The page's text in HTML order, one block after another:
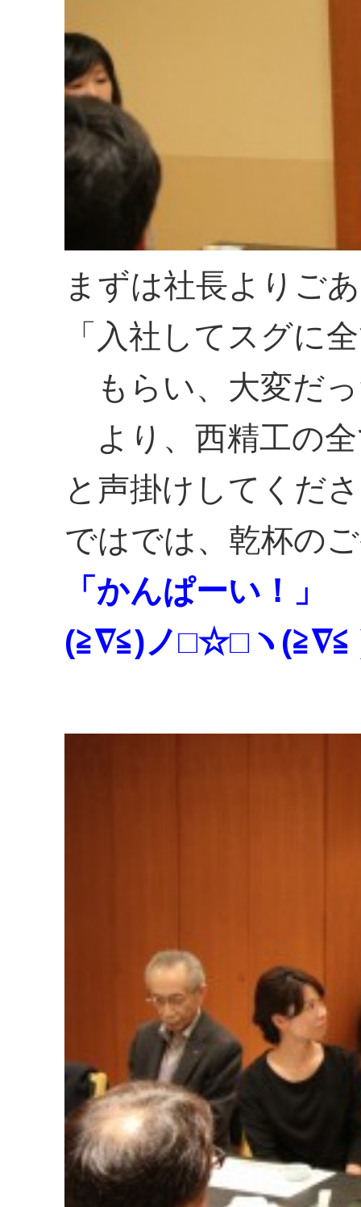
まずは社長よりご
「入社してスグに
もらい、大変だ
より、西精工の
と声掛けしてくだ
ではでは、乾杯の
「かんぱーい！」
(≧∇≦)ノ□☆□ヽ(≧∇≦